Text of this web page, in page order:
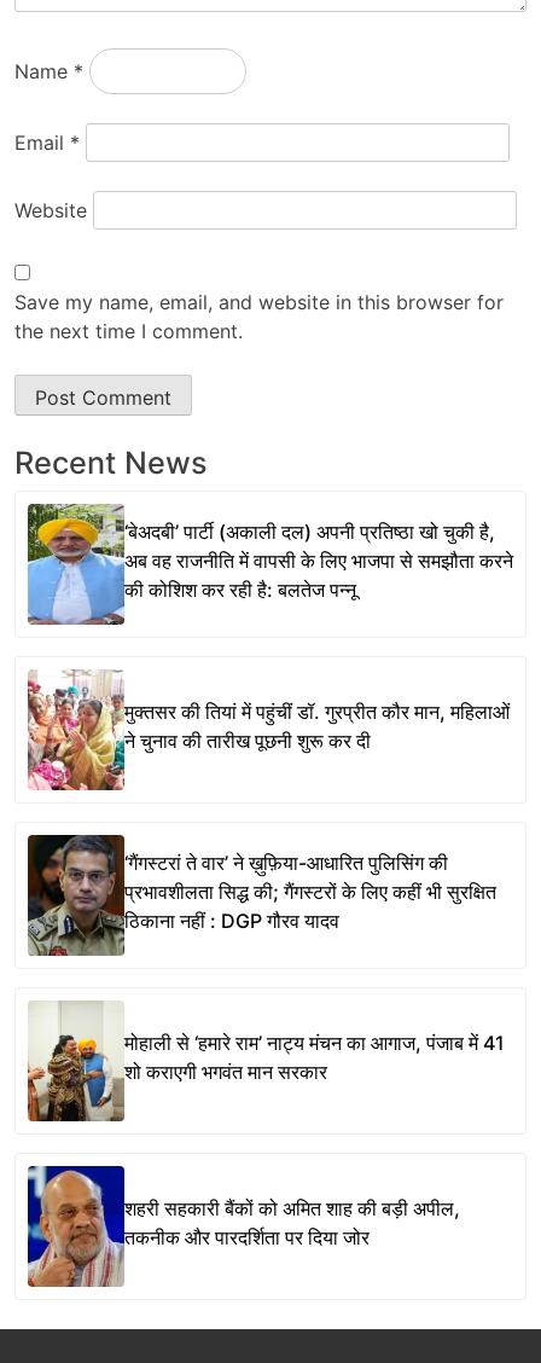
Name *
Email *
Website
Save my name, email, and website in this browser for
the next time I comment.
Recent News
‘बेअदबी’ पार्टी (अकाली दल) अपनी प्रतिष्ठा खो चुकी है,
अब वह राजनीति में वापसी के लिए भाजपा से समझौता करने
की कोशिश कर रही है: बलतेज पन्नू
मुक्तसर की तियां में पहुंचीं डॉ. गुरप्रीत कौर मान, महिलाओं
ने चुनाव की तारीख पूछनी शुरू कर दी
‘गैंगस्टरां ते वार’ ने ख़ुफ़िया-आधारित पुलिसिंग की
प्रभावशीलता सिद्ध की; गैंगस्टरों के लिए कहीं भी सुरक्षित
ठिकाना नहीं : DGP गौरव यादव
मोहाली से ‘हमारे राम’ नाट्य मंचन का आगाज, पंजाब में 41
शो कराएगी भगवंत मान सरकार
शहरी सहकारी बैंकों को अमित शाह की बड़ी अपील,
तकनीक और पारदर्शिता पर दिया जोर